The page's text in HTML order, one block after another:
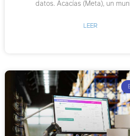
datos. Acacías (Meta), un
LEER